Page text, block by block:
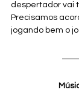
despertador vai
Precisamos
jogando bem o